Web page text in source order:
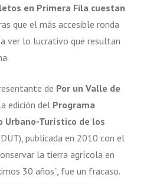
en Primera Fila cuestan
que el más accesible ronda
ver lo lucrativo que resultan
de Por un Valle de
edición del Programa
Urbano-Turístico de los
publicada en 2010 con el
la tierra agrícola en
30 años”, fue un fracaso.